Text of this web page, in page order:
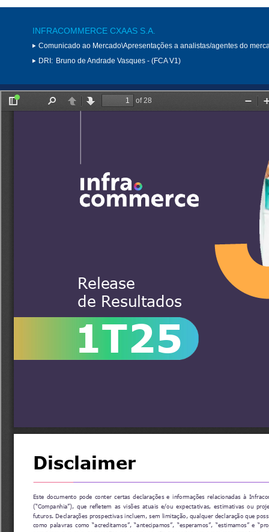
INFRACOMMERCE CXAAS S.A.
Comunicado ao Mercado\Apresentações a analistas/agentes do
DRI: Bruno de Andrade Vasques - (FCA V1)